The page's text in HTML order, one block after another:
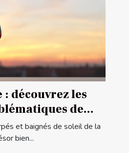
: découvrez les
de
et baignés de soleil de la
bien...